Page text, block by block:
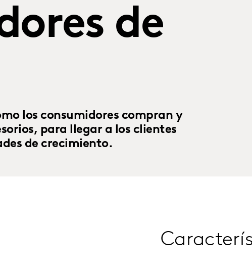
de
los consumidores compran y
para llegar a los clientes
de crecimiento.